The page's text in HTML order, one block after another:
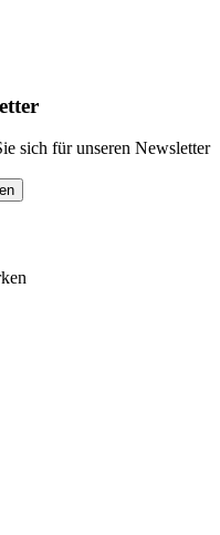
sich für unseren Newsletter